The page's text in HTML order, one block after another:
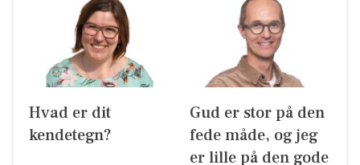
Hvad er dit
kendetegn?
Gud er stor på den
fede måde, og jeg
er lille på den gode